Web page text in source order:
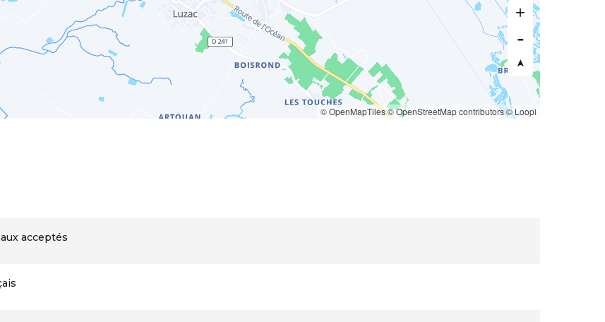
© OpenMapTiles© OpenStreetMap contributors© Loopi
acceptés